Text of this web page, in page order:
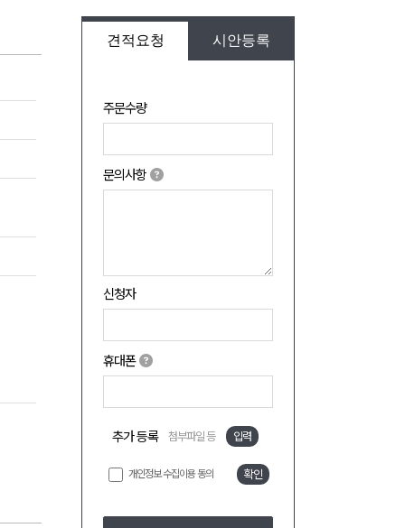
견적요청 시안등록
주문수량
문의사항
신청자
휴대폰
추가 등록 첨부파일 등 입력
개인정보 수집이용 동의 확인